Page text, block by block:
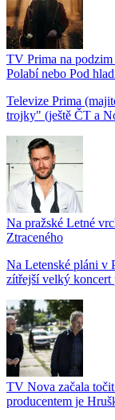
TV Prima na podzim
Polabí nebo Pod
Televize Prima
trojky" (ještě ČT a
Na pražské Letné
Ztraceného
Na Letenské pláni v
zítřejší velký koncert
TV Nova začala
producentem je